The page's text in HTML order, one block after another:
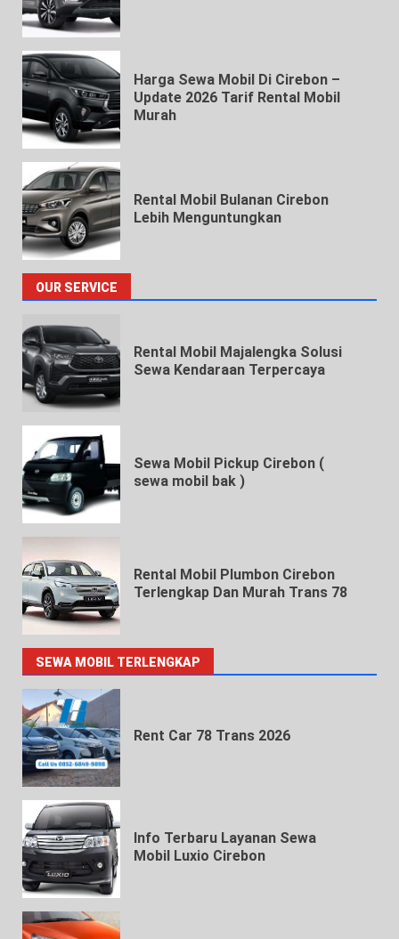
Harga Sewa Mobil Di Cirebon –
Update 2026 Tarif Rental Mobil
Murah
Rental Mobil Bulanan Cirebon
Lebih Menguntungkan
OUR SERVICE
Rental Mobil Majalengka Solusi
Sewa Kendaraan Terpercaya
Sewa Mobil Pickup Cirebon (
sewa mobil bak )
Rental Mobil Plumbon Cirebon
Terlengkap Dan Murah Trans 78
SEWA MOBIL TERLENGKAP
Rent Car 78 Trans 2026
Info Terbaru Layanan Sewa
Mobil Luxio Cirebon